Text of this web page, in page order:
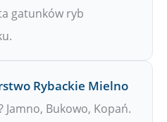
gatunków ryb
Rybackie Mielno
Jamno, Bukowo, Kopań.